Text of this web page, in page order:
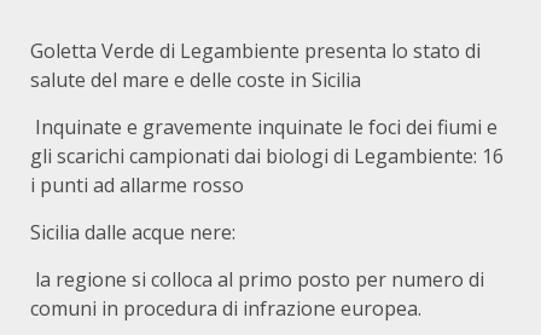
Goletta Verde di Legambiente presenta lo stato di
salute del mare e delle coste in Sicilia
Inquinate e gravemente inquinate le foci dei fiumi e
gli scarichi campionati dai biologi di Legambiente: 16
i punti ad allarme rosso
Sicilia dalle acque nere:
la regione si colloca al primo posto per numero di
comuni in procedura di infrazione europea.